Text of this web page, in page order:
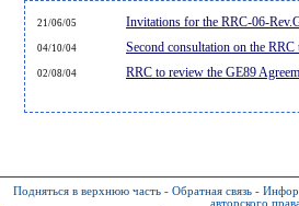
21/06/05 Invitations for the RRC-06-
04/10/04 Second consultation on the
02/08/04 RRC to review the GE89
Подняться в верхнюю часть - Обратная связь -
авторского